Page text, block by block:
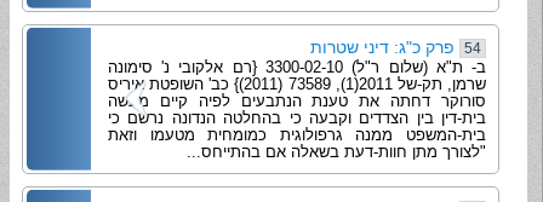
פרק כ"ג: דיני שטרות
ב- ת"א (שלום ר"ל) 3300-02-10 {רם אלקובי נ' סימונה
שרמן, תק-של 2011(1), 73589 (2011)} כב' השופטת איריס
סורוקר דחתה את טענת הנתבעים לפיה קיים מעשה
בית-דין בין הצדדים וקבעה כי בהחלטה הנדונה נרשם כי
בית-המשפט ממנה גרפולוגית כמומחית מטעמו וזאת
"לצורך מתן חוות-דעת בשאלה אם בהתייחס...